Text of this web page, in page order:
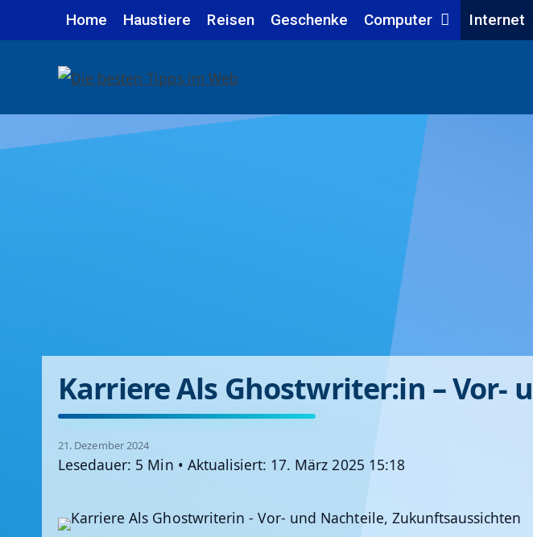
Inhalt
Home Haustiere Reisen Geschenke Computer Internet
Karriere Als Ghostwriter:in –
21. Dezember 2024
Lesedauer: 5 Min • Aktualisiert: 17. März 2025 15:18